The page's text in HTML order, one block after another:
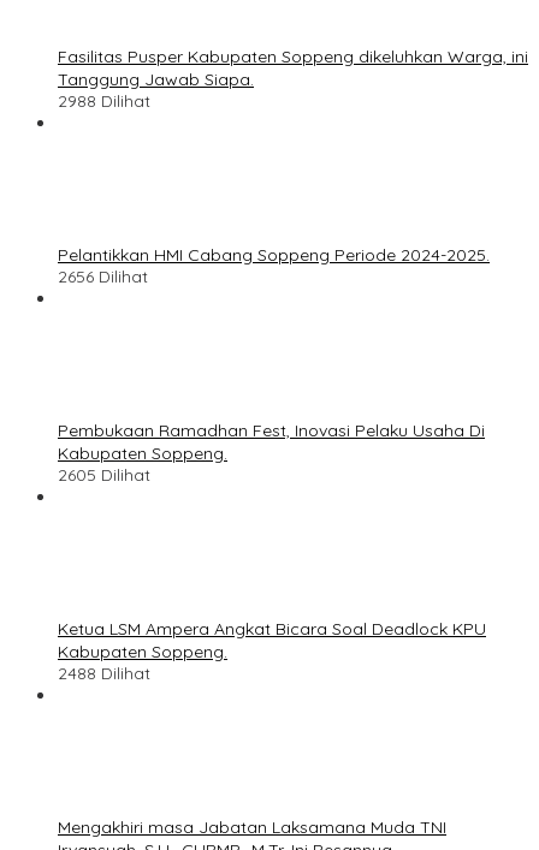
Fasilitas Pusper Kabupaten Soppeng dikeluhkan Warga, ini
Tanggung Jawab Siapa.
2988 Dilihat
Pelantikkan HMI Cabang Soppeng Periode 2024-2025.
2656 Dilihat
Pembukaan Ramadhan Fest, Inovasi Pelaku Usaha Di
Kabupaten Soppeng.
2605 Dilihat
Ketua LSM Ampera Angkat Bicara Soal Deadlock KPU
Kabupaten Soppeng.
2488 Dilihat
Mengakhiri masa Jabatan Laksamana Muda TNI